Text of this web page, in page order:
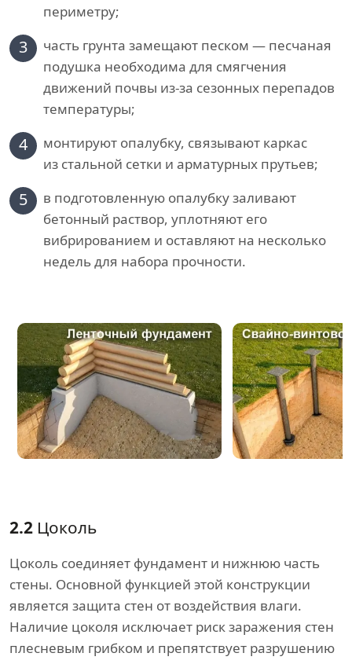
периметру;
3
часть грунта замещают песком — песчаная
подушка необходима для смягчения
движений почвы из-за сезонных перепадов
температуры;
4
монтируют опалубку, связывают каркас
из стальной сетки и арматурных прутьев;
5
в подготовленную опалубку заливают
бетонный раствор, уплотняют его
вибрированием и оставляют на несколько
недель для набора прочности.
2.2 Цоколь
Цоколь соединяет фундамент и нижнюю часть
стены. Основной функцией этой конструкции
является защита стен от воздействия влаги.
Наличие цоколя исключает риск заражения стен
плесневым грибком и препятствует разрушению